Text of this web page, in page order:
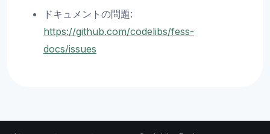
ドキュメントの問題:
https://github.com/codelibs/fess-
docs/issues